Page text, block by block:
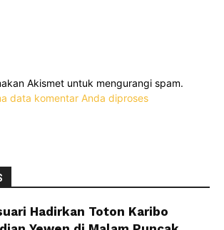
Akismet untuk mengurangi spam.
data komentar Anda diproses
Hadirkan Toton Karibo